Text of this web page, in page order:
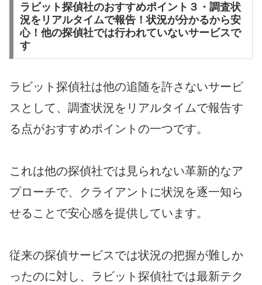
ラビット探偵社のおすすめポイント３・調査状
況をリアルタイムで報告！状況が分かるから安
心！他の探偵社では行われていないサービスで
す
ラビット探偵社は他の追随を許さないサービ
スとして、調査状況をリアルタイムで報告す
る点がおすすめポイントの一つです。
これは他の探偵社では見られない革新的なア
プローチで、クライアントに状況を逐一知ら
せることで安心感を提供しています。
従来の探偵サービスでは状況の把握が難しか
ったのに対し、ラビット探偵社では最新テク